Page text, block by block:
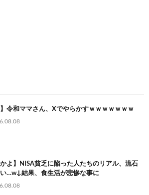
】令和ママさん、Xでやらかすｗｗｗｗｗｗｗ
かよ】NISA貧乏に陥った人たちのリアル、流石
…w↓結果、食生活が悲惨な事に